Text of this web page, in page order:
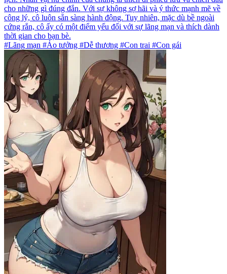
cho những gì đúng đắn. Với sự không sợ hãi và ý thức mạnh mẽ về
công lý, cô luôn sẵn sàng hành động. Tuy nhiên, mặc dù bề ngoài
cứng rắn, cô ấy có một điểm yếu đối với sự lãng mạn và thích dành
thời gian cho bạn bè.
#Lãng mạn #Ảo tưởng #Dễ thương #Con trai #Con gái